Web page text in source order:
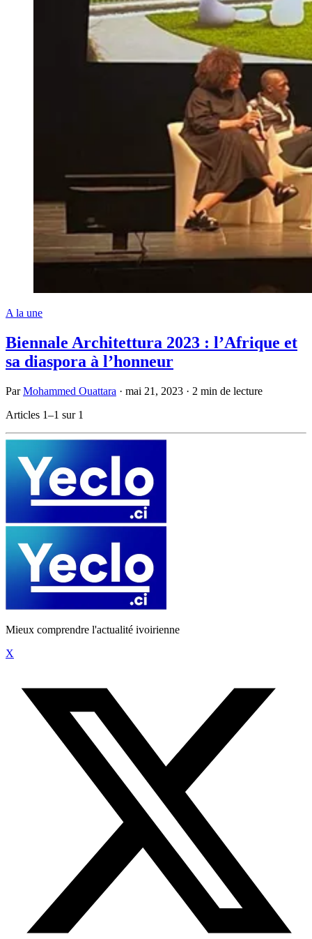
A la une
Biennale Architettura 2023 : l’Afrique et
sa diaspora à l’honneur
ParMohammed Ouattara · mai 21, 2023 · 2 min de lecture
Articles 1–1 sur 1
Mieux comprendre l'actualité ivoirienne
X